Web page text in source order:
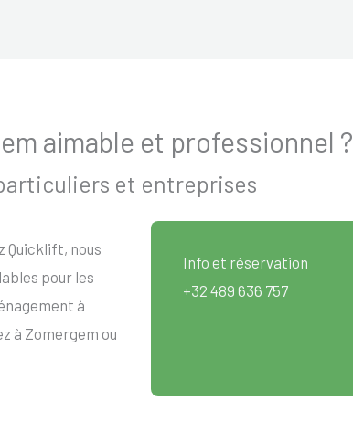
aimable et professionnel ?
et entreprises
Quicklift, nous
pour les
à
à Zomergem ou
Info et réservation
+32 489 636 757